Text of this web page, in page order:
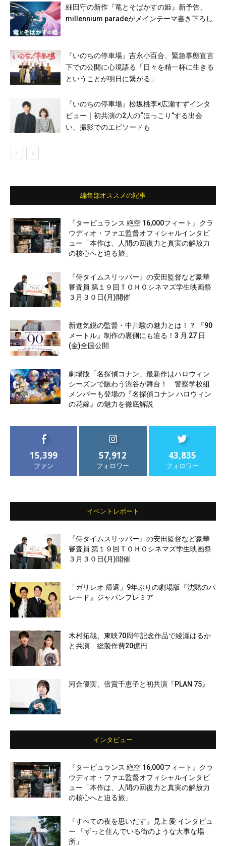
細田守の新作『竜とそばかすの姫』新予告、
millennium paradeがメインテーマ書き下ろし
『いのちの停車場』吉永小百合、緊急事態宣言
下での公開に心境語る「日々を精一杯に生きる
ということが明日に繋がる」
『いのちの停車場』松坂桃李×広瀬すずインタ
ビュー｜初共演の2人の“ほっこり”する出会
い、撮影でのエピソードも
編集部オススメの記事
『タービュランス 絶空 16,000フィート』クラ
ウディオ・ファエ監督オフィシャルインタビ
ュー「本作は、人間の回復力と真実の解放力
の核心へと迫る旅」
『侍タイムスリッパー』の安田監督など豪華
審査員 第１９回ＴＯＨＯシネマズ学生映画祭
３月３０日(月)開催
新進気鋭の監督・中川駿の魅力とは！？ 『90
メートル』制作の裏側にも迫る！3 月 27 日
(金)全国公開
劇場版「名探偵コナン」最新作はハロウィン
シーズンで賑わう渋谷が舞台！ 警察学校組
メンバーも登場の『名探偵コナン ハロウィン
の花嫁』の魅力を徹底解説
15,399
ファン
57,912
フォロワー
43,835
フォロワー
イベントレポート
『侍タイムスリッパー』の安田監督など豪華
審査員 第１９回ＴＯＨＯシネマズ学生映画祭
３月３０日(月)開催
「ガリレオ 帰還」9年ぶりの劇場版『沈黙のパ
レード』ジャパンプレミア
木村拓哉、東映70周年記念作品で綾瀬はるか
と共演 総製作費20億円
河合優実、倍賞千恵子と初共演『PLAN 75』
インタビュー
『タービュランス 絶空 16,000フィート』クラ
ウディオ・ファエ監督オフィシャルインタビ
ュー「本作は、人間の回復力と真実の解放力
の核心へと迫る旅」
『すべての夜を思いだす』見上 愛 インタビュ
ー 「ずっと住んでいる街のような大事な場
所」